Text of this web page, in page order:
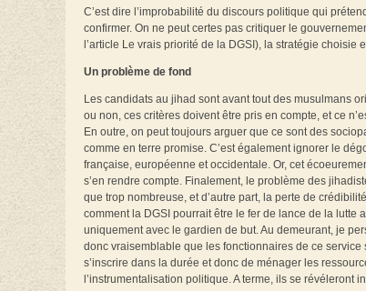
C’est dire l’improbabilité du discours politique qui
confirmer. On ne peut certes pas critiquer le
l’article Le vrais priorité de la DGSI), la stratégie
Un problème de fond
Les candidats au jihad sont avant tout des musulmans
ou non, ces critères doivent être pris en compte, et ce
En outre, on peut toujours arguer que ce sont des
comme en terre promise. C’est également ignorer le
française, européenne et occidentale. Or, cet
s’en rendre compte. Finalement, le problème des
que trop nombreuse, et d’autre part, la perte de
comment la DGSI pourrait être le fer de lance de la
uniquement avec le gardien de but. Au demeurant, je
donc vraisemblable que les fonctionnaires de ce service
s’inscrire dans la durée et donc de ménager les
l’instrumentalisation politique. A terme, ils se révéleront